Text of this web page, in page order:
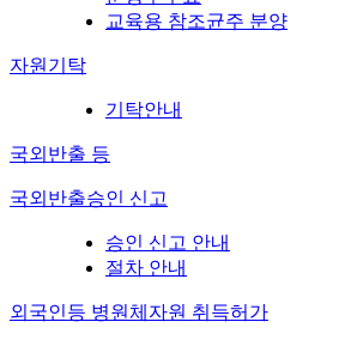
교육용 참조균주 분양
자원기탁
기탁안내
국외반출 등
국외반출승인 신고
승인 신고 안내
절차 안내
외국인등 병원체자원 취득허가